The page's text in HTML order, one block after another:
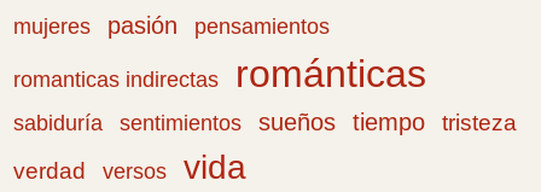
mujeres
pasión pensamientos
romanticas indirectas románticas
sabiduría sentimientos sueños tiempo
tristeza
verdad
versos vida